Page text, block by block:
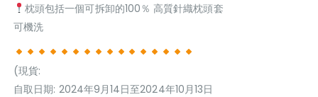
枕頭包括一個可拆卸的100％ 高質針織枕頭套
可機洗
(現貨:
自取日期: 2024年9月14日至2024年10月13日